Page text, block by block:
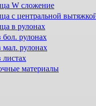
W сложение
с центральной
в рулонах
бол. рулонах
мал. рулонах
листах
материалы